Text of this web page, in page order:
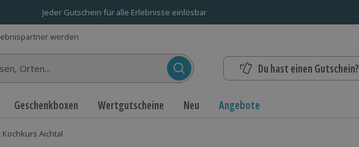
Jeder Gutschein für alle Erlebnisse einlösbar
werden
Du hast einen Gutschein?
Geschenkboxen Wertgutscheine Neu Angebote
Aichtal